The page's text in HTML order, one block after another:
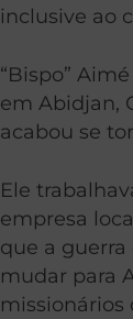
inclusive ao
“Bispo”
em Abidjan,
acabou se
Ele
empresa
que a guerra
mudar para
missionários